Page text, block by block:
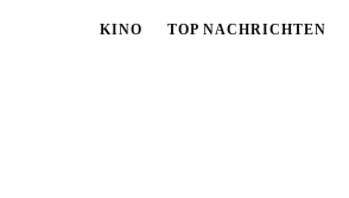
KINO TOP NACHRICHTEN